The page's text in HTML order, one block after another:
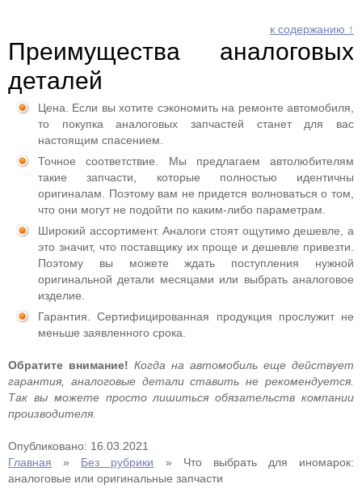
к содержанию ↑
Преимущества аналоговых
деталей
Цена. Если вы хотите сэкономить на ремонте автомобиля,
то покупка аналоговых запчастей станет для вас
настоящим спасением.
Точное соответствие. Мы предлагаем автолюбителям
такие запчасти, которые полностью идентичны
оригиналам. Поэтому вам не придется волноваться о том,
что они могут не подойти по каким-либо параметрам.
Широкий ассортимент. Аналоги стоят ощутимо дешевле, а
это значит, что поставщику их проще и дешевле привезти.
Поэтому вы можете ждать поступления нужной
оригинальной детали месяцами или выбрать аналоговое
изделие.
Гарантия. Сертифицированная продукция прослужит не
меньше заявленного срока.
Обратите внимание! Когда на автомобиль еще действует
гарантия, аналоговые детали ставить не рекомендуется.
Так вы можете просто лишиться обязательств компании
производителя.
Опубликовано: 16.03.2021
Главная » Без рубрики » Что выбрать для иномарок:
аналоговые или оригинальные запчасти